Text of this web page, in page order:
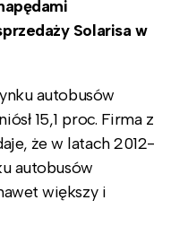
Solarisa w
autobusów
15,1 proc. Firma z
że w latach 2012-
autobusów
większy i